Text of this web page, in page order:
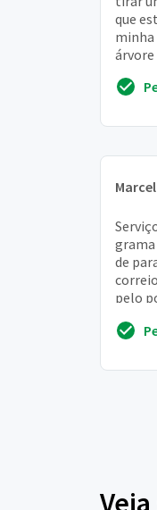
que
minha
de
pelo